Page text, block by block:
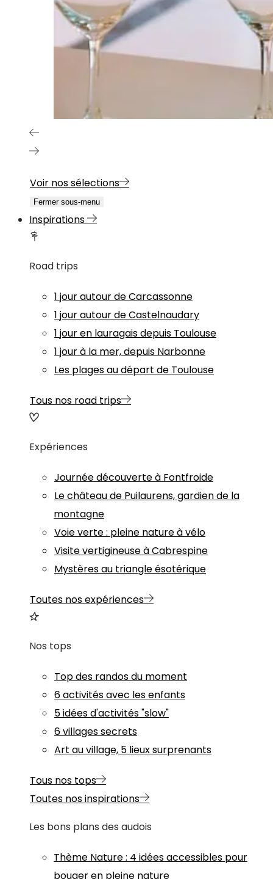
Voir nos sélections
Fermer sous-menu
Inspirations
Road trips
1 jour autour de Carcassonne
1 jour autour de Castelnaudary
1 jour en lauragais depuis Toulouse
1 jour à la mer, depuis Narbonne
Les plages au départ de Toulouse
Tous nos road trips
Expériences
Journée découverte à Fontfroide
Le château de Puilaurens, gardien de la
montagne
Voie verte : pleine nature à vélo
Visite vertigineuse à Cabrespine
Mystères au triangle ésotérique
Toutes nos expériences
Nos tops
Top des randos du moment
6 activités avec les enfants
5 idées d'activités "slow"
6 villages secrets
Art au village, 5 lieux surprenants
Tous nos tops
Toutes nos inspirations
Les bons plans des audois
Thème Nature: 4 idées accessibles pour
bouger en pleine nature